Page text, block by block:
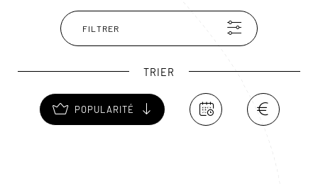
quelques esquisses du bâtiment et improvise la
construction au fur et à mesure de l'avancement des
travaux, jusqu'à sa mort en 1926. Interrompue par la
Depuis, les travaux continuent et l'ensemble devrait
être achevé entre 2025 et 2030 ! Une histoire
extraordinaire pour une cathédrale hors du commun.
FILTRER
TRIER
POPULARITÉ